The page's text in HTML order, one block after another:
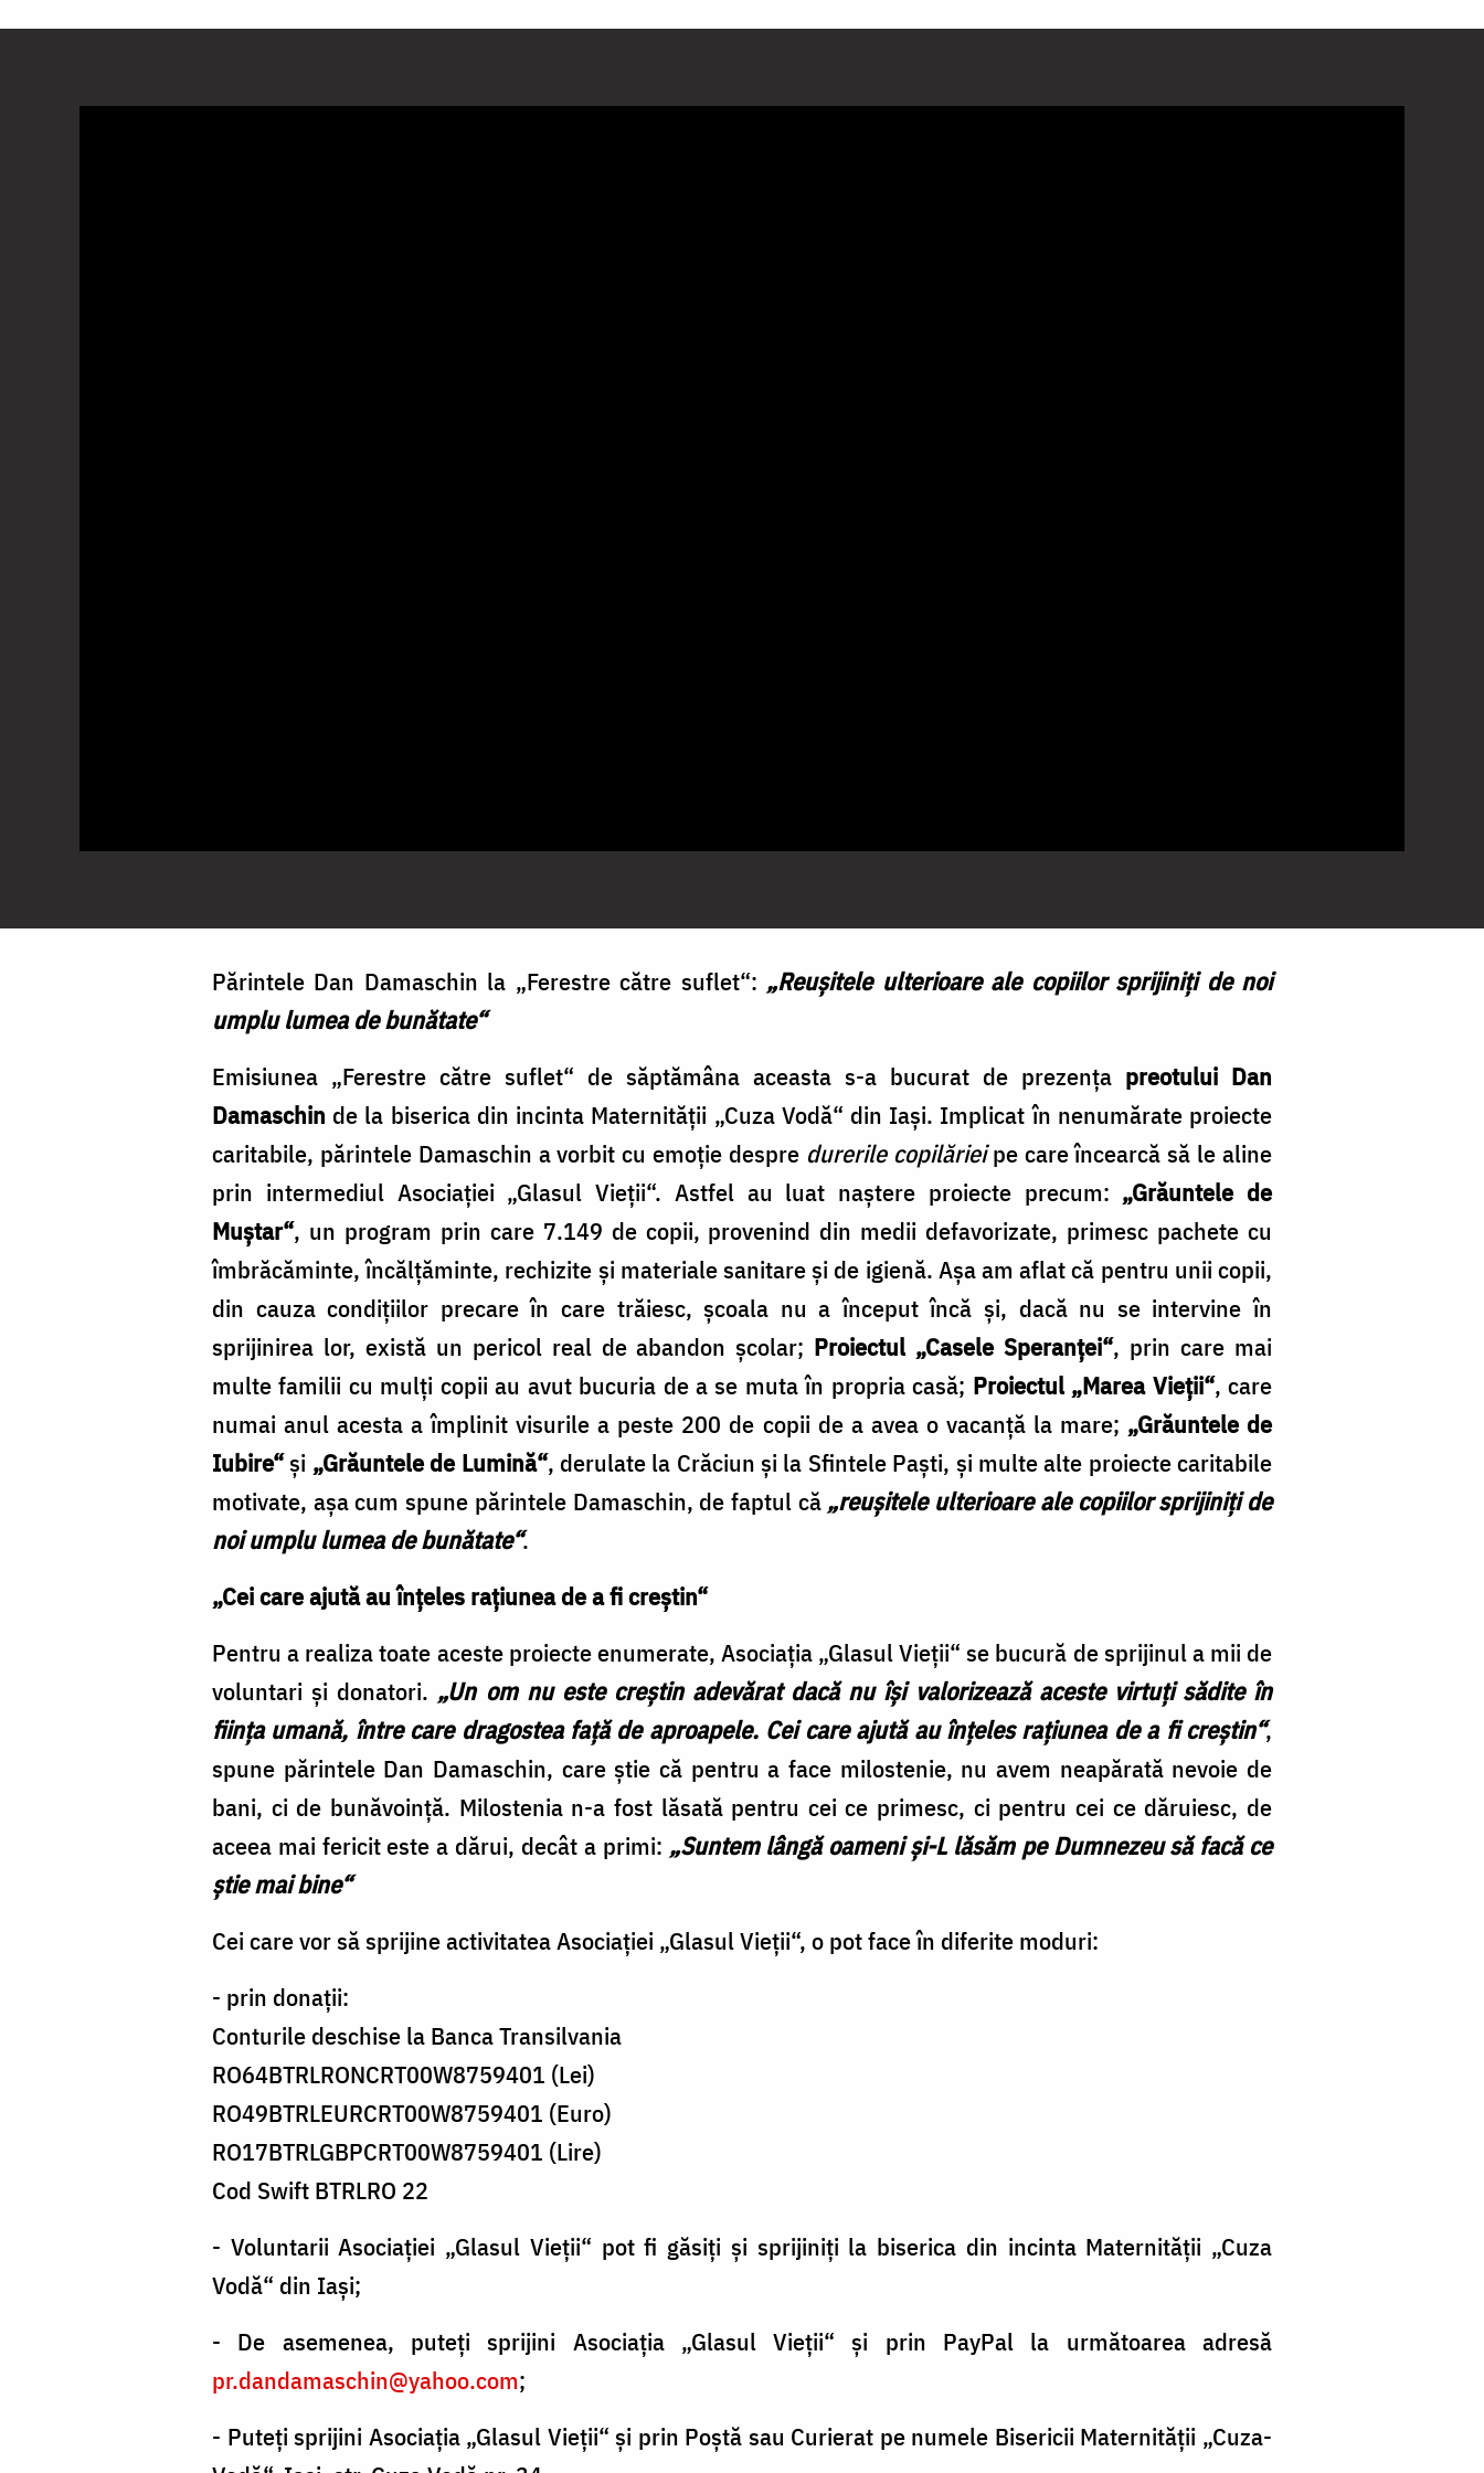
Părintele Dan Damaschin la „Ferestre către suflet“: „Reuşitele ulterioare ale copiilor sprijiniţi de noi
umplu lumea de bunătate“
Emisiunea „Ferestre către suflet“ de săptămâna aceasta s-a bucurat de prezenţa preotului Dan
Damaschin de la biserica din incinta Maternităţii „Cuza Vodă“ din Iaşi. Implicat în nenumărate proiecte
caritabile, părintele Damaschin a vorbit cu emoţie despre durerile copilărieipe care încearcă să le aline
prin intermediul Asociaţiei „Glasul Vieţii“. Astfel au luat naştere proiecte precum: „Grăuntele de
Muştar“, un program prin care 7.149 de copii, provenind din medii defavorizate, primesc pachete cu
îmbrăcăminte, încălţăminte, rechizite şi materiale sanitare şi de igienă. Aşa am aflat că pentru unii copii,
din cauza condiţiilor precare în care trăiesc, şcoala nu a început încă şi, dacă nu se intervine în
sprijinirea lor, există un pericol real de abandon şcolar; Proiectul „Casele Speranţei“, prin care mai
multe familii cu mulţi copii au avut bucuria de a se muta în propria casă; Proiectul „Marea Vieţii“, care
numai anul acesta a împlinit visurile a peste 200 de copii de a avea o vacanţă la mare; „Grăuntele de
Iubire“şi „Grăuntele de Lumină“, derulate la Crăciun şi la Sfintele Paşti, şi multe alte proiecte caritabile
motivate, aşa cum spune părintele Damaschin, de faptul că „reuşitele ulterioare ale copiilor sprijiniţi de
noi umplu lumea de bunătate“.
„Cei care ajută au înţeles raţiunea de a fi creştin“
Pentru a realiza toate aceste proiecte enumerate, Asociaţia „Glasul Vieţii“ se bucură de sprijinul a mii de
voluntari şi donatori. „Un om nu este creştin adevărat dacă nu îşi valorizează aceste virtuţi sădite în
fiinţa umană, între care dragostea faţă de aproapele. Cei care ajută au înţeles raţiunea de a fi creştin“,
spune părintele Dan Damaschin, care ştie că pentru a face milostenie, nu avem neapărată nevoie de
bani, ci de bunăvoinţă. Milostenia n-a fost lăsată pentru cei ce primesc, ci pentru cei ce dăruiesc, de
aceea mai fericit este a dărui, decât a primi: „Suntem lângă oameni şi-L lăsăm pe Dumnezeu să facă ce
ştie mai bine“
Cei care vor să sprijine activitatea Asociaţiei „Glasul Vieţii“, o pot face în diferite moduri:
- prin donaţii:
Conturile deschise la Banca Transilvania
RO64BTRLRONCRT00W8759401 (Lei)
RO49BTRLEURCRT00W8759401 (Euro)
RO17BTRLGBPCRT00W8759401 (Lire)
Cod Swift BTRLRO 22
- Voluntarii Asociaţiei „Glasul Vieţii“ pot fi găsiţi şi sprijiniţi la biserica din incinta Maternităţii „Cuza
Vodă“ din Iaşi;
- De asemenea, puteţi sprijini Asociaţia „Glasul Vieţii“ şi prin PayPal la următoarea adresă
pr.dandamaschin@yahoo.com;
- Puteţi sprijini Asociaţia „Glasul Vieţii“ şi prin Poştă sau Curierat pe numele Bisericii Maternităţii „Cuza-